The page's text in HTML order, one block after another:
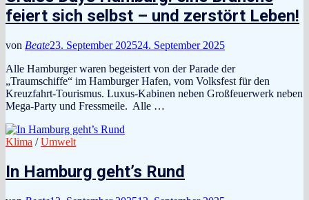
feiert sich selbst – und zerstört Leben!
von Beate23. September 202524. September 2025
Alle Hamburger waren begeistert von der Parade der
„Traumschiffe“ im Hamburger Hafen, vom Volksfest für den
Kreuzfahrt-Tourismus. Luxus-Kabinen neben Großfeuerwerk neben
Mega-Party und Fressmeile. Alle …
Klima /Umwelt
In Hamburg geht’s Rund